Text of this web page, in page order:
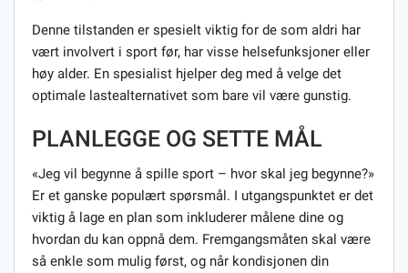
Denne tilstanden er spesielt viktig for de som aldri har
vært involvert i sport før, har visse helsefunksjoner eller
høy alder. En spesialist hjelper deg med å velge det
optimale lastealternativet som bare vil være gunstig.
PLANLEGGE OG SETTE MÅL
«Jeg vil begynne å spille sport – hvor skal jeg begynne?»
Er et ganske populært spørsmål. I utgangspunktet er det
viktig å lage en plan som inkluderer målene dine og
hvordan du kan oppnå dem. Fremgangsmåten skal være
så enkle som mulig først, og når kondisjonen din